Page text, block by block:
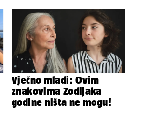
Vječno mladi: Ovim
znakovima Zodijaka
godine ništa ne mogu!